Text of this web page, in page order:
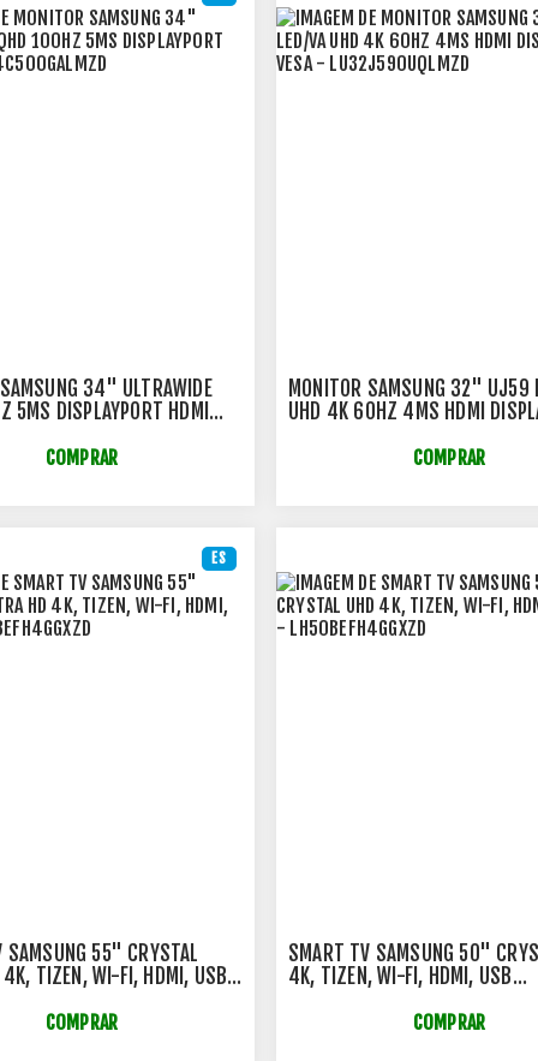
34" ULTRAWIDE
5MS DISPLAYPORT HDMI
COMPRAR
MONITOR SAMSUNG 32" UJ59
UHD 4K 60HZ 4MS HDMI
COMPRAR
ES
SAMSUNG 55" CRYSTAL
4K, TIZEN, WI-FI, HDMI, USB
COMPRAR
SMART TV SAMSUNG 50"
4K, TIZEN, WI-FI, HDMI, USB
COMPRAR